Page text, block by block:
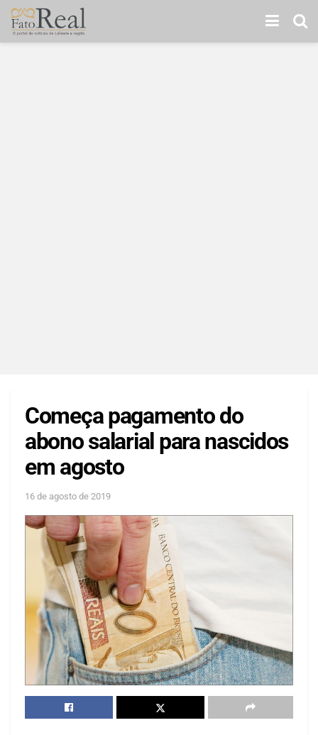
Começa pagamento do
abono salarial para nascidos
em agosto
16 de agosto de 2019